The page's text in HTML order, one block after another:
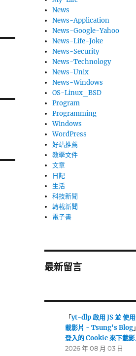
News
News-Application
News-Google-Yahoo
News-Life-Joke
News-Security
News-Technology
News-Unix
News-Windows
OS-Linux_BSD
Program
Programming
Windows
WordPress
好站推薦
教學文件
文章
日記
生活
科技新聞
轉載新聞
電子書
最新留言
「yt-dlp 啟用 JS 並 使
載影片 - Tsung's Blog
登入的 Cookie 來下載
2026 年 08 月 03 日